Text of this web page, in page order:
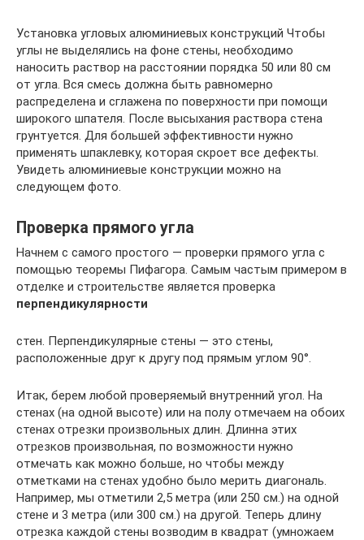
Установка угловых алюминиевых конструкций Чтобы
углы не выделялись на фоне стены, необходимо
наносить раствор на расстоянии порядка 50 или 80 см
от угла. Вся смесь должна быть равномерно
распределена и сглажена по поверхности при помощи
широкого шпателя. После высыхания раствора стена
грунтуется. Для большей эффективности нужно
применять шпаклевку, которая скроет все дефекты.
Увидеть алюминиевые конструкции можно на
следующем фото.
Проверка прямого угла
Начнем с самого простого — проверки прямого угла с
помощью теоремы Пифагора. Самым частым примером в
отделке и строительстве является проверка
перпендикулярности
стен. Перпендикулярные стены — это стены,
расположенные друг к другу под прямым углом 90°.
Итак, берем любой проверяемый внутренний угол. На
стенах (на одной высоте) или на полу отмечаем на обоих
стенах отрезки произвольных длин. Длинна этих
отрезков произвольная, по возможности нужно
отмечать как можно больше, но чтобы между
отметками на стенах удобно было мерить диагональ.
Например, мы отметили 2,5 метра (или 250 см.) на одной
стене и 3 метра (или 300 см.) на другой. Теперь длину
отрезка каждой стены возводим в квадрат (умножаем